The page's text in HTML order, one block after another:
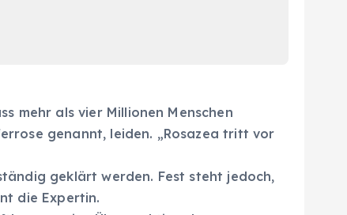
mehr als vier Millionen Menschen
genannt, leiden. „Rosazea tritt vor
geklärt werden. Fest steht jedoch,
die Expertin.